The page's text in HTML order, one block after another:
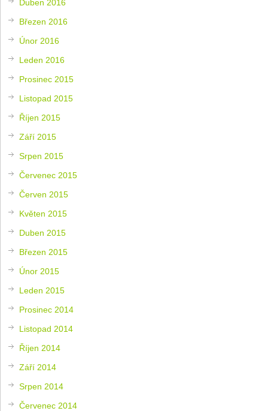
Duben 2016
Březen 2016
Únor 2016
Leden 2016
Prosinec 2015
Listopad 2015
Říjen 2015
Září 2015
Srpen 2015
Červenec 2015
Červen 2015
Květen 2015
Duben 2015
Březen 2015
Únor 2015
Leden 2015
Prosinec 2014
Listopad 2014
Říjen 2014
Září 2014
Srpen 2014
Červenec 2014